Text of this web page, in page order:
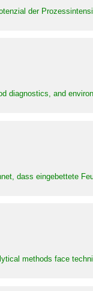
der
diagnostics, and
dass eingebettete
methods face